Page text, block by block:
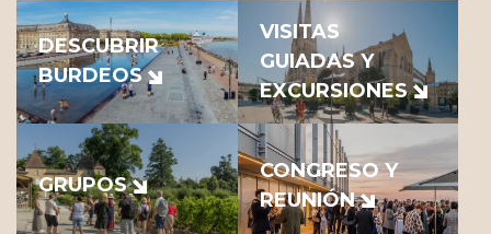
DESCUBRIR
BURDEOS
VISITAS
GUIADAS Y
EXCURSIONES
GRUPOS
CONGRESO Y
REUNIÓN